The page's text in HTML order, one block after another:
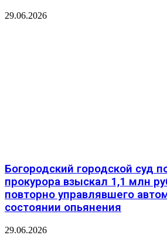
29.06.2026
️Богородский городской суд
прокурора взыскал 1,1 млн
повторно управлявшего
состоянии опьянения
29.06.2026